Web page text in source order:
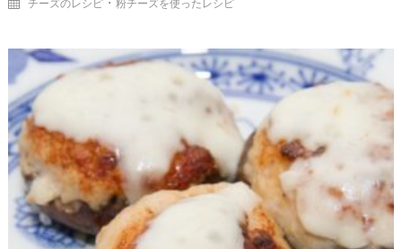
チーズのレシピ 粉チーズを使ったレシピ